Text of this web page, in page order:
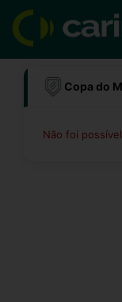
para
conteúdo
Copa do
Não foi